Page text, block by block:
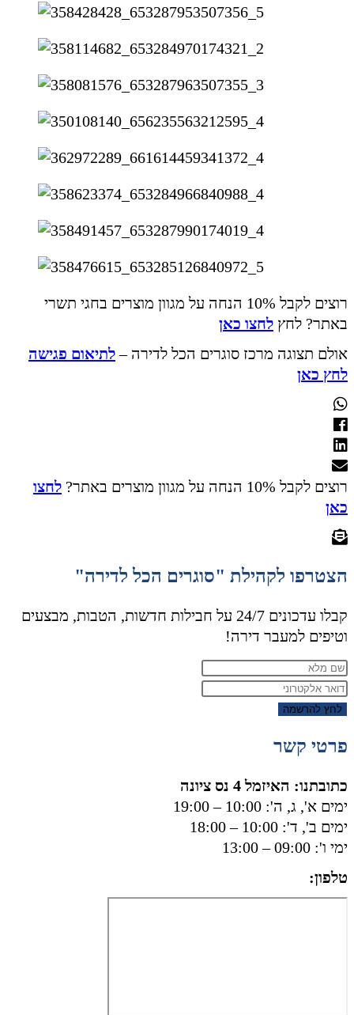
רוצים לקבל 10% הנחה על מגוון מוצרים בחגי תשרי
באתר? לחץ לחצו כאן
אולם תצוגה מרכז סוגרים הכל לדירה –לתיאום פגישה
לחץ כאן
רוצים לקבל 10% הנחה על מגוון מוצרים באתר?
לחצו
כאן
הצטרפו לקהילת "סוגרים הכל לדירה"
קבלו עדכונים 24/7 על חבילות חדשות, הטבות, מבצעים
וטיפים למעבר דירה!
לחץ להרשמה
פרטי קשר
כתובתנו: האיזמל 4 נס ציונה
ימים א', ג, ה': 10:00 – 19:00
ימים ב', ד': 10:00 – 18:00
ימי ו': 09:00 – 13:00
טלפון: